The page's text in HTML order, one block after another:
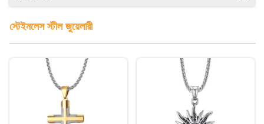
স্টেইনলেস স্টীল জুয়েলারী